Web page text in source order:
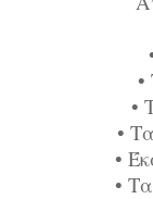
•
•
•
•
•